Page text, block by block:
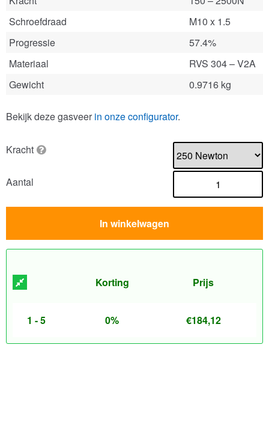
Schroefdraad
M10 x 1.5
Progressie
57.4%
Materiaal
RVS 304 – V2A
Gewicht
0.9716 kg
Bekijk deze gasveer in onze configurator.
Kracht
Aantal
In winkelwagen
Korting Prijs
1 - 5 0% €184,12